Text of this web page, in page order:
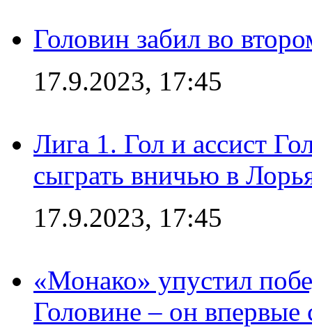
Головин забил во
17.9.2023, 17:45
Лига 1. Гол и ассист
сыграть вничью в
17.9.2023, 17:45
«Монако» упустил
Головине – он впервые